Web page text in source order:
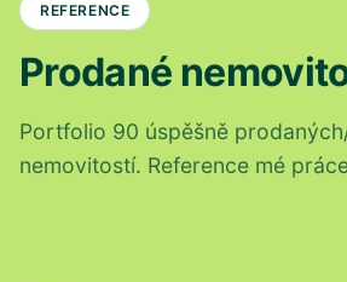
REFERENCE
Prodané
Portfolio 90 úspěšně
nemovitostí. Reference mé